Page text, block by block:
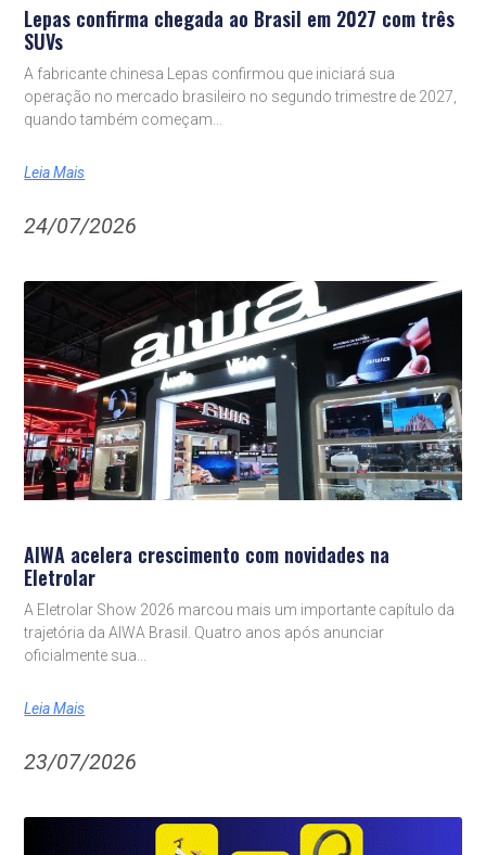
Lepas confirma chegada ao Brasil em 2027 com três
SUVs
A fabricante chinesa Lepas confirmou que iniciará sua
operação no mercado brasileiro no segundo trimestre de 2027,
quando também começam
Leia Mais
24/07/2026
AIWA acelera crescimento com novidades na
Eletrolar
A Eletrolar Show 2026 marcou mais um importante capítulo da
trajetória da AIWA Brasil. Quatro anos após anunciar
oficialmente sua
Leia Mais
23/07/2026